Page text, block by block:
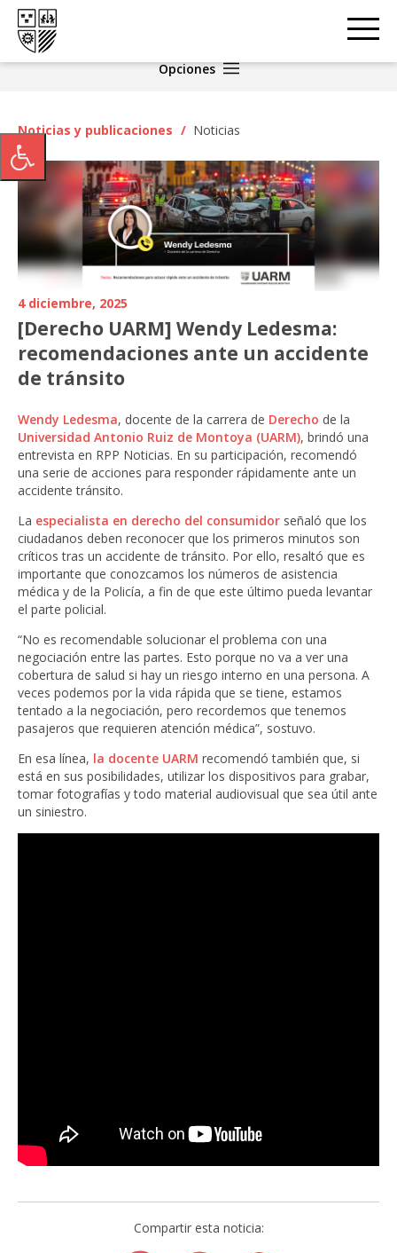
Opciones
Noticias y publicaciones / Noticias
4 diciembre, 2025
[Derecho UARM] Wendy Ledesma:
recomendaciones ante un accidente
de tránsito
Wendy Ledesma, docente de la carrera de Derecho de la
Universidad Antonio Ruiz de Montoya (UARM), brindó una
entrevista en RPP Noticias. En su participación, recomendó
una serie de acciones para responder rápidamente ante un
accidente tránsito.
La especialista en derecho del consumidor señaló que los
ciudadanos deben reconocer que los primeros minutos son
críticos tras un accidente de tránsito. Por ello, resaltó que es
importante que conozcamos los números de asistencia
médica y de la Policía, a fin de que este último pueda levantar
el parte policial.
“No es recomendable solucionar el problema con una
negociación entre las partes. Esto porque no va a ver una
cobertura de salud si hay un riesgo interno en una persona. A
veces podemos por la vida rápida que se tiene, estamos
tentado a la negociación, pero recordemos que tenemos
pasajeros que requieren atención médica”, sostuvo.
En esa línea, la docente UARM recomendó también que, si
está en sus posibilidades, utilizar los dispositivos para grabar,
tomar fotografías y todo material audiovisual que sea útil ante
un siniestro.
Compartir esta noticia: